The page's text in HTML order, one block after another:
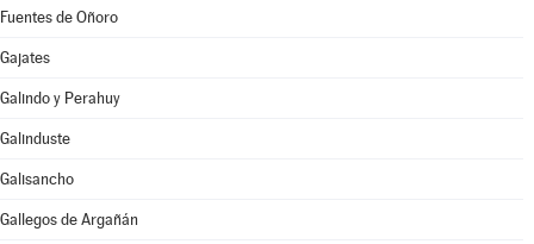
Fuentes de Oñoro
Gajates
Galindo y Perahuy
Galinduste
Galisancho
Gallegos de Argañán